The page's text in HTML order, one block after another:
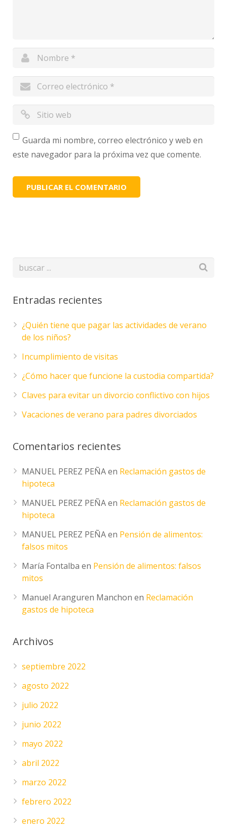
Guarda mi nombre, correo electrónico y web en
este navegador para la próxima vez que comente.
Entradas recientes
¿Quién tiene que pagar las actividades de verano
de los niños?
Incumplimiento de visitas
¿Cómo hacer que funcione la custodia compartida?
Claves para evitar un divorcio conflictivo con hijos
Vacaciones de verano para padres divorciados
Comentarios recientes
MANUEL PEREZ PEÑAen Reclamación gastos de
hipoteca
MANUEL PEREZ PEÑAen Reclamación gastos de
hipoteca
MANUEL PEREZ PEÑAen Pensión de alimentos:
falsos mitos
María Fontalba en Pensión de alimentos: falsos
mitos
Manuel Aranguren Manchon en Reclamación
gastos de hipoteca
Archivos
septiembre 2022
agosto 2022
julio 2022
junio 2022
mayo 2022
abril 2022
marzo 2022
febrero 2022
enero 2022